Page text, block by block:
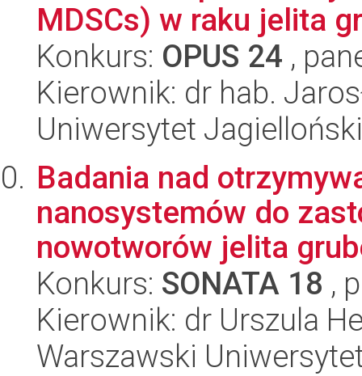
MDSCs) w raku jelita
Konkurs: OPUS 24 ,
Kierownik: dr hab.
Uniwersytet
Badania nad
nanosystemów do
nowotworów jelita
Konkurs: SONATA 18 ,
Kierownik: dr Urszula
Warszawski